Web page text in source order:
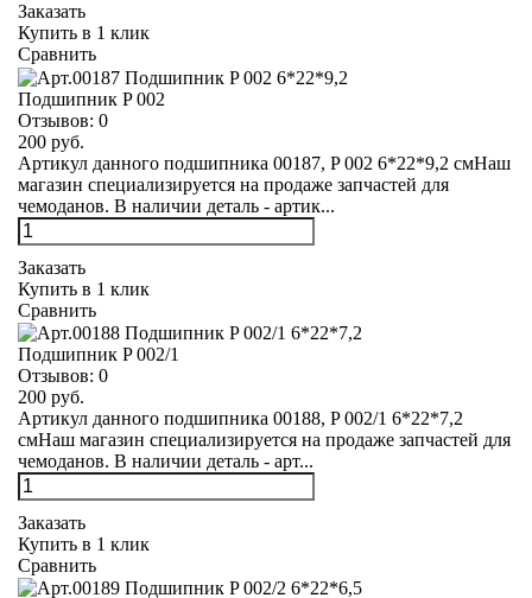
Заказать
Купить в 1 клик
Сравнить
Подшипник P 002
Отзывов: 0
200 руб.
Артикул данного подшипника 00187, P 002 6*22*9,2 смНаш
магазин специализируется на продаже запчастей для
чемоданов. В наличии деталь - артик...
Заказать
Купить в 1 клик
Сравнить
Подшипник P 002/1
Отзывов: 0
200 руб.
Артикул данного подшипника 00188, P 002/1 6*22*7,2
смНаш магазин специализируется на продаже запчастей для
чемоданов. В наличии деталь - арт...
Заказать
Купить в 1 клик
Сравнить